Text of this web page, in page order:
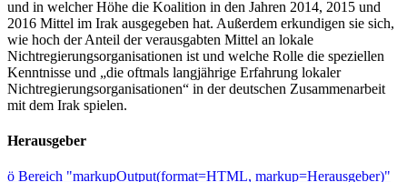
und in welcher Höhe die Koalition in den Jahren 2014, 2015 und
2016 Mittel im Irak ausgegeben hat. Außerdem erkundigen sie sich,
wie hoch der Anteil der verausgabten Mittel an lokale
Nichtregierungsorganisationen ist und welche Rolle die speziellen
Kenntnisse und „die oftmals langjährige Erfahrung lokaler
Nichtregierungsorganisationen“ in der deutschen Zusammenarbeit
mit dem Irak spielen.
Herausgeber
ö Bereich "markupOutput(format=HTML, markup=Herausgeber)"